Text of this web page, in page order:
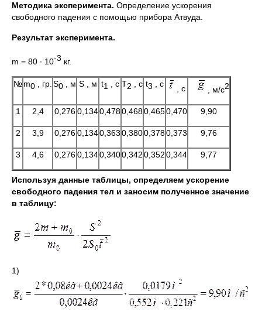
Методика эксперимента. Определение ускорения
свободного падения с помощью прибора Атвуда.
Результат эксперимента.
m = 80 ∙ 10-3 кг.
№m0 , гр. S0 , м S , м t1 , c T2 , c t3 , c , c , м/c2
1 2,4 0,276 0,1340,4780,4680,4650,470 9,90
2 3,9 0,276 0,1340,3630,3800,3780,373 9,76
3 4,6 0,276 0,1340,3400,3420,3520,344 9,77
Используя данные таблицы, определяем ускорение
свободного падения тел и заносим полученное значение
в таблицу:
1)